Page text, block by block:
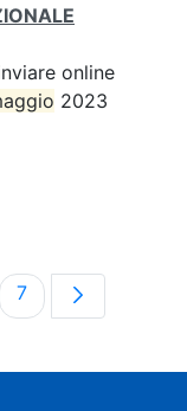
online
2023
intermedie Use
Pagina
7